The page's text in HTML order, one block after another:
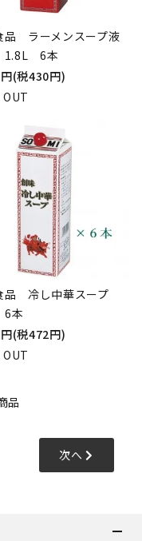
品 ラーメンスープ液
6本
(税430円)
OUT
品 冷し中華スープ
本
(税472円)
OUT
品
次へ